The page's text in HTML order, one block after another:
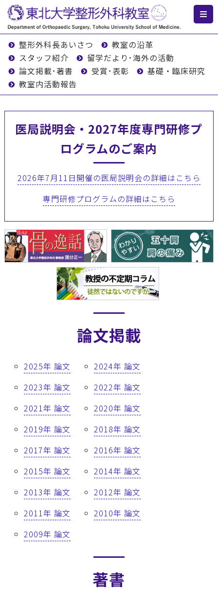
整形外科長あいさつ
教室の沿革
スタッフ紹介
留学だより･海外の活動
論文掲載･著書
受賞･表彰
基礎・臨床研究
教室内活動報告
医局説明会・2027年度専門研修プ
ログラムのご案内
2026年7月11日開催の医局説明会の詳細はこちら
専門研修プログラムの詳細はこちら
論文掲載
2025年 論文
2024年 論文
2023年 論文
2022年 論文
2021年 論文
2020年 論文
2019年 論文
2018年 論文
2017年 論文
2016年 論文
2015年 論文
2014年 論文
2013年 論文
2012年 論文
2011年 論文
2010年 論文
2009年 論文
著書